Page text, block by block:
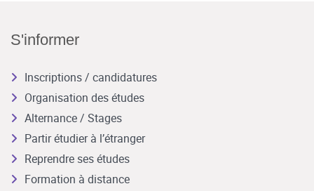
S'informer
Inscriptions / candidatures
Organisation des études
Alternance / Stages
Partir étudier à l’étranger
Reprendre ses études
Formation à distance